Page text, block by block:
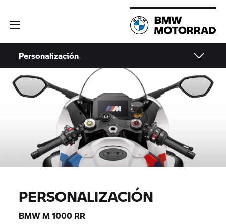
Personalización
PERSONALIZACIÓN
BMW M 1000 RR